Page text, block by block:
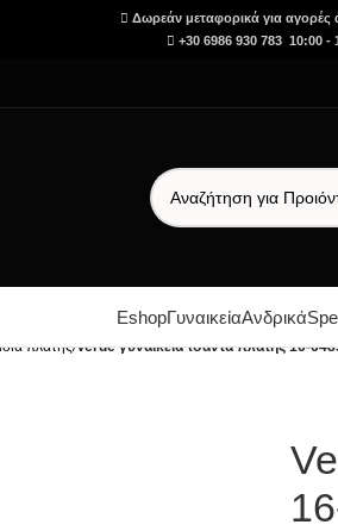
Δωρεάν μεταφορικά για αγορές
+30 6986 930 783 10:00 -
EshopΓυναικείαΑνδρικά
πλάτης/Verde γυναικεία τσάντα πλάτης 16-